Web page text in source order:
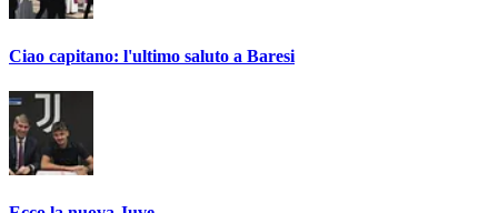
Ciao capitano: l'ultimo saluto a Baresi